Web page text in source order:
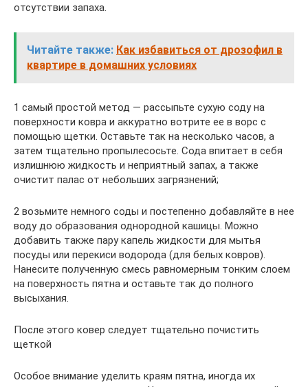
отсутствии запаха.
Читайте также: Как избавиться от дрозофил в
квартире в домашних условиях
1 самый простой метод — рассыпьте сухую соду на
поверхности ковра и аккуратно вотрите ее в ворс с
помощью щетки. Оставьте так на несколько часов, а
затем тщательно пропылесосьте. Сода впитает в себя
излишнюю жидкость и неприятный запах, а также
очистит палас от небольших загрязнений;
2 возьмите немного соды и постепенно добавляйте в нее
воду до образования однородной кашицы. Можно
добавить также пару капель жидкости для мытья
посуды или перекиси водорода (для белых ковров).
Нанесите полученную смесь равномерным тонким слоем
на поверхность пятна и оставьте так до полного
высыхания.
После этого ковер следует тщательно почистить
щеткой
Особое внимание уделить краям пятна, иногда их